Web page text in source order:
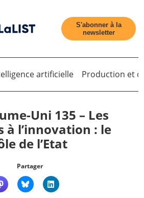
S'abonner à la
newsletter
artificielle Production et
Uni 135 – Les
à l’innovation : le
de l’Etat
Partager